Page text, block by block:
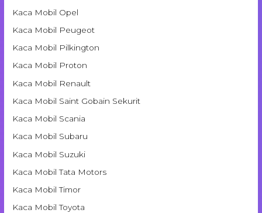
Kaca Mobil Opel
Kaca Mobil Peugeot
Kaca Mobil Pilkington
Kaca Mobil Proton
Kaca Mobil Renault
Kaca Mobil Saint Gobain Sekurit
Kaca Mobil Scania
Kaca Mobil Subaru
Kaca Mobil Suzuki
Kaca Mobil Tata Motors
Kaca Mobil Timor
Kaca Mobil Toyota